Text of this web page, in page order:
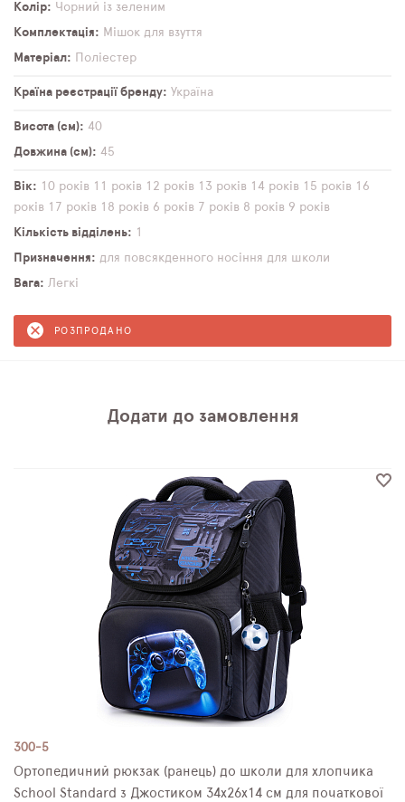
Колір
Чорний із зеленим
Комплектація
Мішок для взуття
Матеріал
Поліестер
Країна реєстрації бренду Україна
Висота (см)
40
Довжина (см)
45
Вік 10 років 11 років 12 років 13 років 14 років 15 років 16
років 17 років 18 років 6 років 7 років 8 років 9 років
Кількість відділень
1
Призначення
для повсякденного носіння для школи
Вага
Легкі
РОЗПРОДАНО
Додати до замовлення
300-5
Ортопедичний рюкзак (ранець) до школи для хлопчика
School Standard з Джостиком 34х26х14 см для початкової